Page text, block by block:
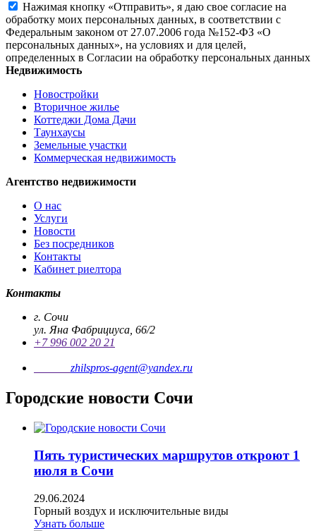
Нажимая кнопку «Отправить», я даю свое согласие на
обработку моих персональных данных, в соответствии с
Федеральным законом от 27.07.2006 года №152-ФЗ «О
персональных данных», на условиях и для целей,
определенных в Согласии на обработку персональных данных
Недвижимость
Новостройки
Вторичное жилье
Коттеджи Дома Дачи
Таунхаусы
Земельные участки
Коммерческая недвижимость
Агентство недвижимости
О нас
Услуги
Новости
Без посредников
Контакты
Кабинет риелтора
Контакты
г. Сочи
ул. Яна Фабрициуса, 66/2
+7 996 002 20 21
zhilspros-agent@yandex.ru
Городские новости Сочи
Пять туристических маршрутов откроют 1
июля в Сочи
29.06.2024
Горный воздух и исключительные виды
Узнать больше